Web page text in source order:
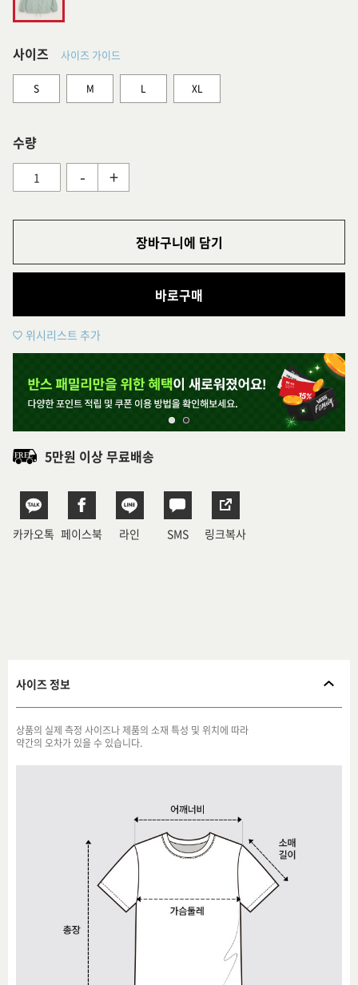
사이즈 사이즈 가이드
S M L XL
수량
- +
장바구니에 담기
바로구매
위시리스트 추가
5만원 이상 무료배송
카카오톡 페이스북 라인 SMS 링크복사
사이즈 정보
상품의 실제 측정 사이즈나 제품의 소재 특성 및 위치에 따라
약간의 오차가 있을 수 있습니다.